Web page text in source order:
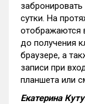
сутки. На
отображаются
до получения
браузере, а
записи при
планшета или
Екатерина